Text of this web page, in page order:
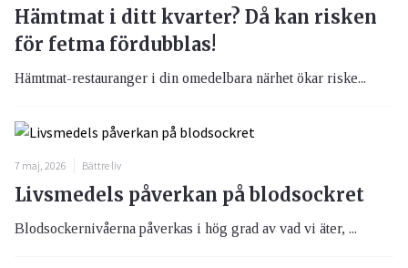
Hämtmat i ditt kvarter? Då kan risken
för fetma fördubblas!
Hämtmat-restauranger i din omedelbara närhet ökar riske...
7 maj, 2026 Bättre liv
Livsmedels påverkan på blodsockret
Blodsockernivåerna påverkas i hög grad av vad vi äter, ...